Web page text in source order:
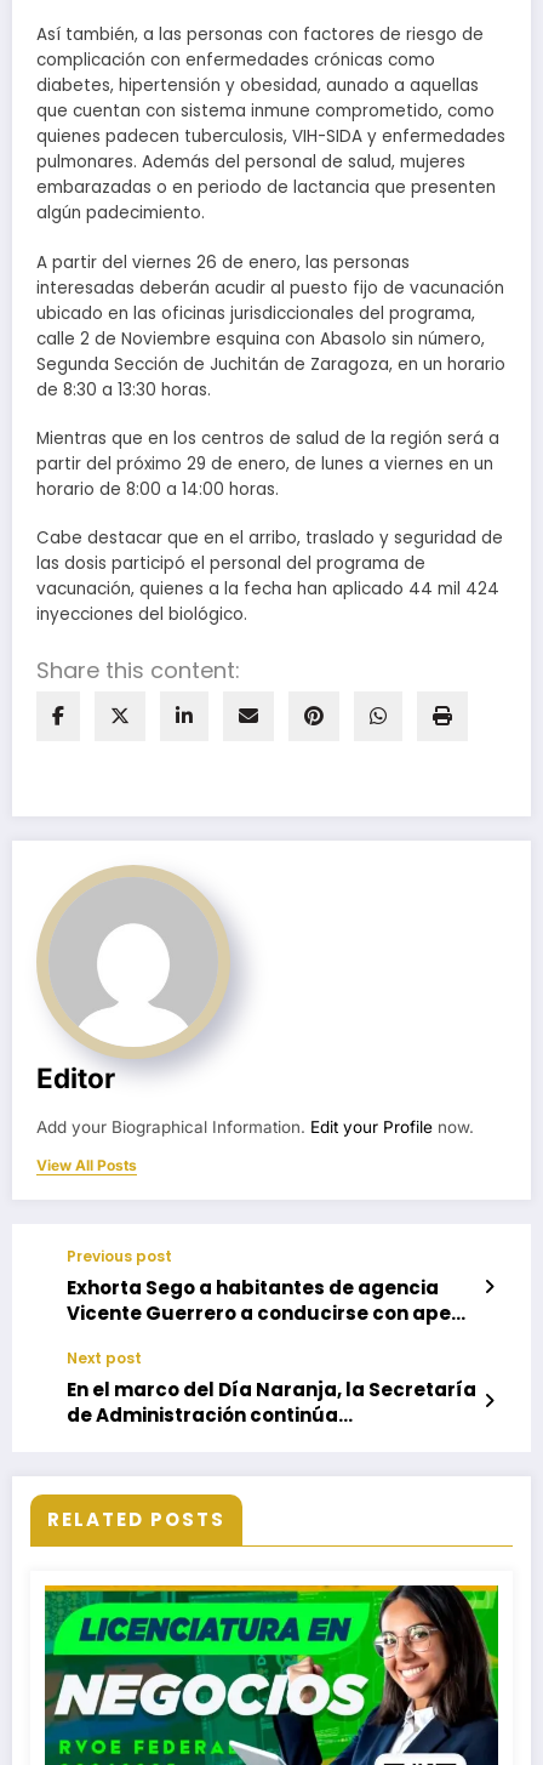
Así también, a las personas con factores de riesgo de
complicación con enfermedades crónicas como
diabetes, hipertensión y obesidad, aunado a aquellas
que cuentan con sistema inmune comprometido, como
quienes padecen tuberculosis, VIH-SIDA y enfermedades
pulmonares. Además del personal de salud, mujeres
embarazadas o en periodo de lactancia que presenten
algún padecimiento.
A partir del viernes 26 de enero, las personas
interesadas deberán acudir al puesto fijo de vacunación
ubicado en las oficinas jurisdiccionales del programa,
calle 2 de Noviembre esquina con Abasolo sin número,
Segunda Sección de Juchitán de Zaragoza, en un horario
de 8:30 a 13:30 horas.
Mientras que en los centros de salud de la región será a
partir del próximo 29 de enero, de lunes a viernes en un
horario de 8:00 a 14:00 horas.
Cabe destacar que en el arribo, traslado y seguridad de
las dosis participó el personal del programa de
vacunación, quienes a la fecha han aplicado 44 mil 424
inyecciones del biológico.
Share this content:
Editor
Add your Biographical Information. Edit your Profile now.
View All Posts
Previous post
Exhorta Sego a habitantes de agencia
Vicente Guerrero a conducirse con apego
Next post
En el marco del Día Naranja, la Secretaría
de Administración continúa
RELATED POSTS